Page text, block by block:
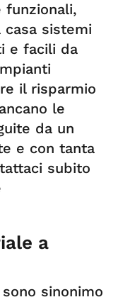
funzionali,
casa sistemi
e facili da
il risparmio
le
da un
e con tanta
subito
a
sinonimo